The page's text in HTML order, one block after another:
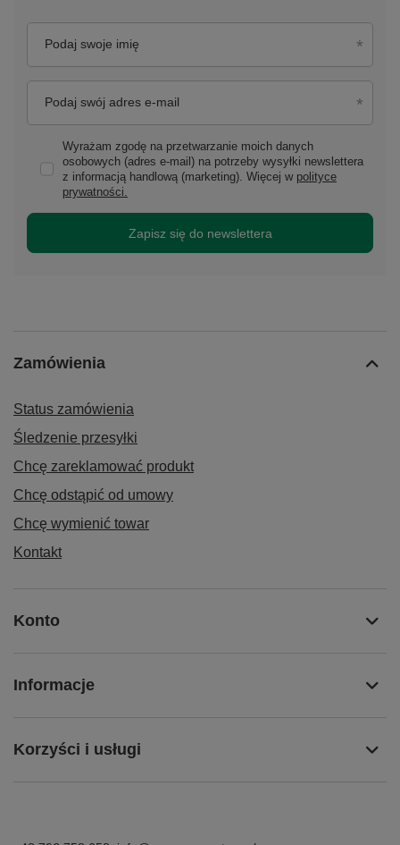
Podaj swoje imię
Podaj swój adres e-mail
Wyrażam zgodę na przetwarzanie moich danych
osobowych (adres e-mail) na potrzeby wysyłki newslettera
z informacją handlową (marketing). Więcej w polityce
prywatności.
Zapisz się do newslettera
Zamówienia
Status zamówienia
Śledzenie przesyłki
Chcę zareklamować produkt
Chcę odstąpić od umowy
Chcę wymienić towar
Kontakt
Konto
Informacje
Korzyści i usługi